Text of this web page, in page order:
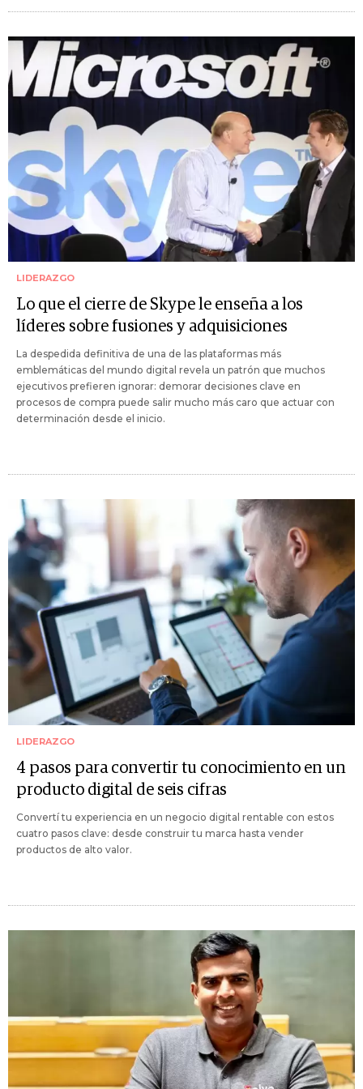
LIDERAZGO
Lo que el cierre de Skype le enseña a los
líderes sobre fusiones y adquisiciones
La despedida definitiva de una de las plataformas más
emblemáticas del mundo digital revela un patrón que muchos
ejecutivos prefieren ignorar: demorar decisiones clave en
procesos de compra puede salir mucho más caro que actuar con
determinación desde el inicio.
LIDERAZGO
4 pasos para convertir tu conocimiento en un
producto digital de seis cifras
Convertí tu experiencia en un negocio digital rentable con estos
cuatro pasos clave: desde construir tu marca hasta vender
productos de alto valor.